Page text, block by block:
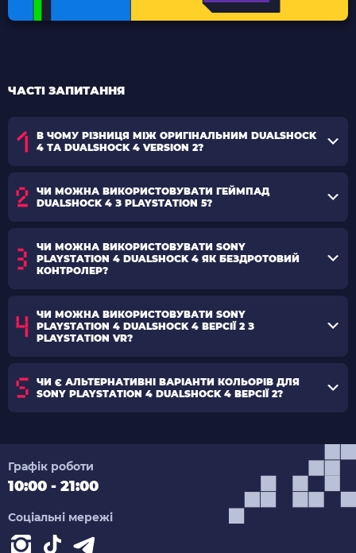
ЧАСТІ ЗАПИТАННЯ
В ЧОМУ РІЗНИЦЯ МІЖ ОРИГІНАЛЬНИМ DUALSHOCK
4 ТА DUALSHOCK 4 VERSION 2?
ЧИ МОЖНА ВИКОРИСТОВУВАТИ ГЕЙМПАД
DUALSHOCK 4 З PLAYSTATION 5?
ЧИ МОЖНА ВИКОРИСТОВУВАТИ SONY
PLAYSTATION 4 DUALSHOCK 4 ЯК БЕЗДРОТОВИЙ
КОНТРОЛЕР?
ЧИ МОЖНА ВИКОРИСТОВУВАТИ SONY
PLAYSTATION 4 DUALSHOCK 4 ВЕРСІЇ 2 З
PLAYSTATION VR?
ЧИ Є АЛЬТЕРНАТИВНІ ВАРІАНТИ КОЛЬОРІВ ДЛЯ
SONY PLAYSTATION 4 DUALSHOCK 4 ВЕРСІЇ 2?
Графік роботи
10:00 - 21:00
Соціальні мережі